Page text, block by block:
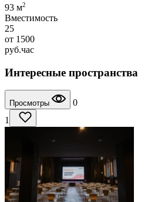
93 м2
Вместимость
25
от 1500
руб.час
Интересные пространства
Просмотры
0
1